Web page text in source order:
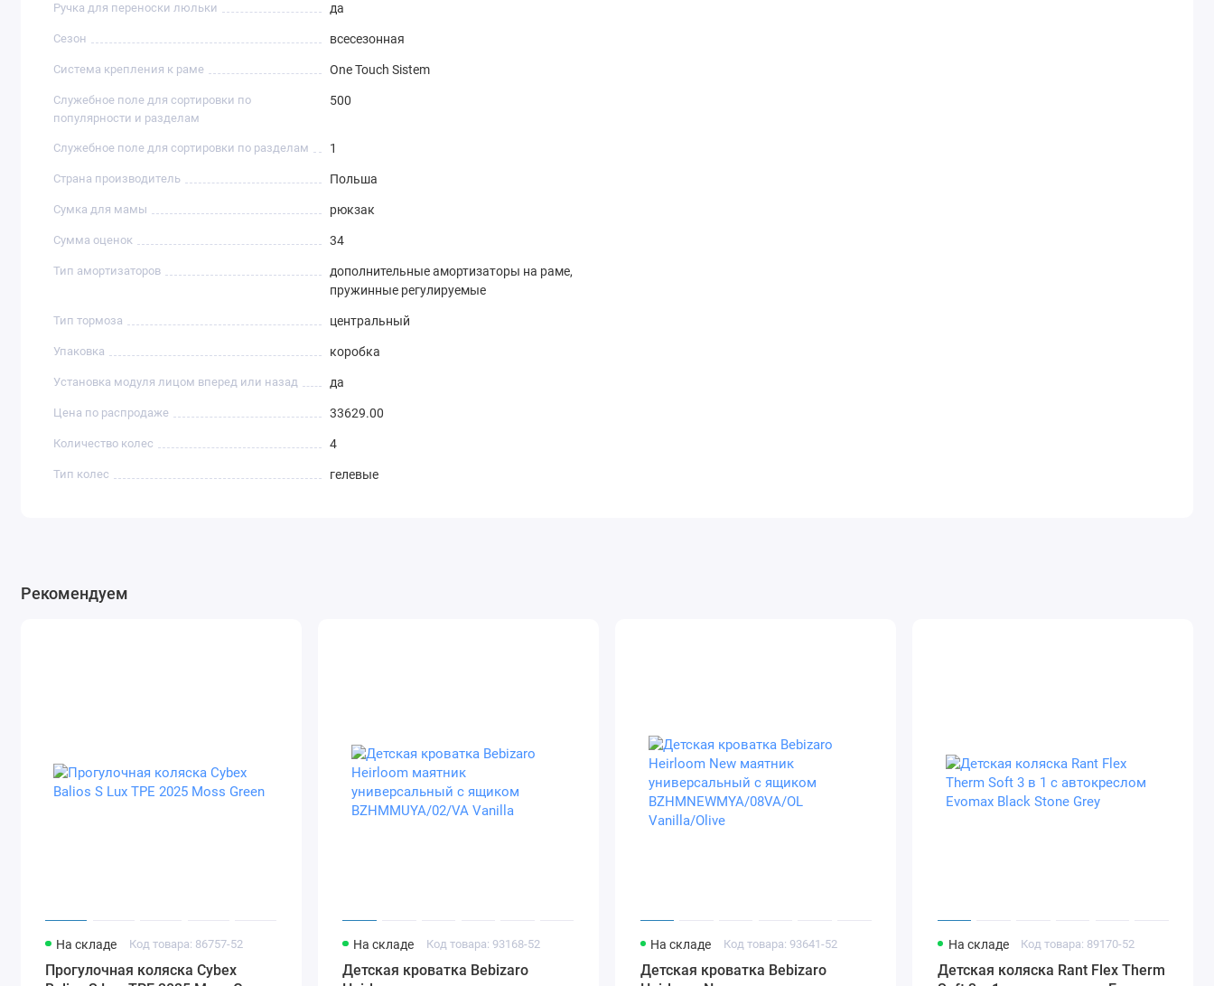
Ручка для переноски люльки да
Сезон всесезонная
Система крепления к раме One Touch Sistem
Служебное поле для сортировки по
популярности и разделам
500
Служебное поле для сортировки по разделам 1
Страна производитель Польша
Сумка для мамы рюкзак
Сумма оценок 34
Тип амортизаторов
дополнительные амортизаторы на раме,
пружинные регулируемые
Тип тормоза центральный
Упаковка коробка
Установка модуля лицом вперед или назад да
Цена по распродаже 33629.00
Количество колес 4
Тип колес гелевые
Рекомендуем
На складе Код товара: 86757-52
Прогулочная коляска Cybex
На складе Код товара: 93168-52
Детская кроватка Bebizaro
На складе Код товара: 93641-52
Детская кроватка Bebizaro
На складе Код товара: 89170-52
Детская коляска Rant Flex Therm